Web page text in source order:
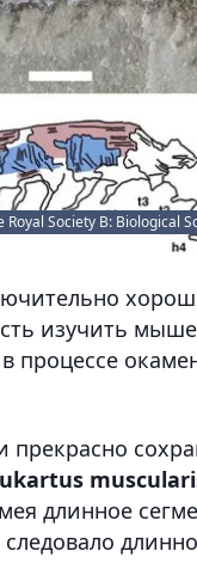
Society B: Biological
изучить
процессе
прекрасно
длинное